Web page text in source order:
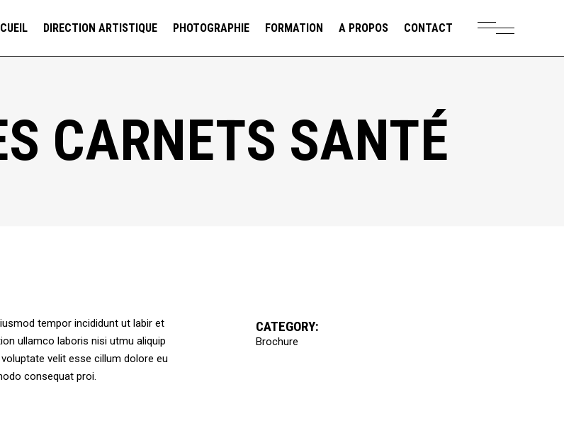
DIRECTION ARTISTIQUE PHOTOGRAPHIE FORMATION A PROPOS CONTACT
CARNETS SANTÉ
tempor incididunt ut labir et
ullamco laboris nisi utmu aliquip
velit esse cillum dolore eu
consequat proi.
CATEGORY:
Brochure